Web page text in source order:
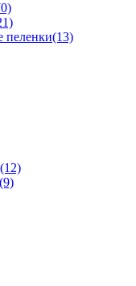
пеленки(13)
(12)
(9)